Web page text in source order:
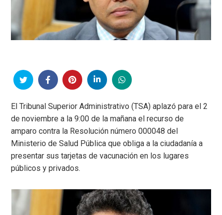
El Tribunal Superior Administrativo (TSA) aplazó para el 2
de noviembre a la 9:00 de la mañana el recurso de
amparo contra la Resolución número 000048 del
Ministerio de Salud Pública que obliga a la ciudadanía a
presentar sus tarjetas de vacunación en los lugares
públicos y privados.